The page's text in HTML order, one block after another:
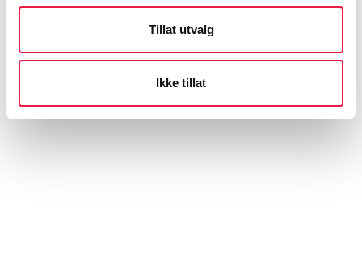
Tillat utvalg
Ikke tillat